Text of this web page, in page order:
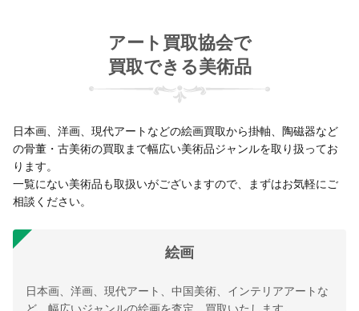
アート買取協会で
買取できる美術品
日本画、洋画、現代アートなどの絵画買取から掛軸、陶磁器など
の骨董・古美術の買取まで幅広い美術品ジャンルを取り扱ってお
ります。
一覧にない美術品も取扱いがございますので、まずはお気軽にご
相談ください。
絵画
日本画、洋画、現代アート、中国美術、インテリアアートな
ど、幅広いジャンルの絵画を査定、買取いたします。